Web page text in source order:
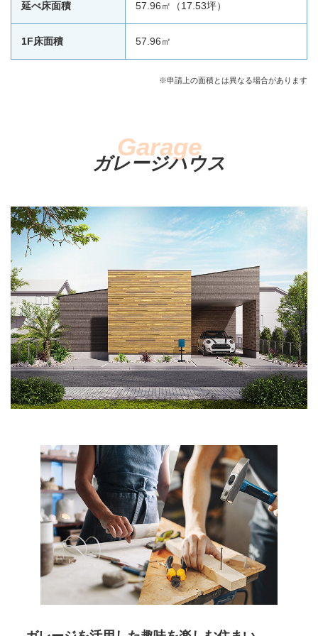
延べ床面積 57.96㎡（17.53坪）
1F床面積 57.96㎡
※申請上の面積とは異なる場合があります
ガレージハウス